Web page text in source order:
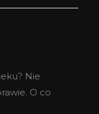
Nie
O co